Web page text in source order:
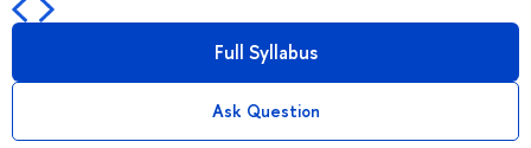
Full Syllabus
Ask Question